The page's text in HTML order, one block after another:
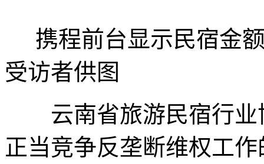
携程前台显示民宿金
受访者供图
云南省旅游民宿行业
正当竞争反垄断维权工